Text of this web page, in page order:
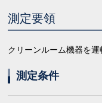
測定要領
クリーンルーム機器を運
測定条件